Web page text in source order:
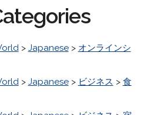
> Japanese> オンラインシ
> Japanese> ビジネス > 食